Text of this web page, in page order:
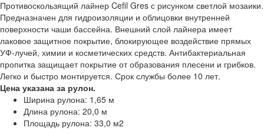
Противоскользящий лайнер Cefil Gres с рисунком светлой мозаики.
Предназначен для гидроизоляции и облицовки внутренней
поверхности чаши бассейна. Внешний слой лайнера имеет
лаковое защитное покрытие, блокирующее воздействие прямых
УФ-лучей, химии и косметических средств. Антибактериальная
пропитка защищает покрытие от образования плесени и грибков.
Легко и быстро монтируется. Срок службы более 10 лет.
Цена указана за рулон.
Ширина рулона: 1,65 м
Длина рулона: 20,0 м
Площадь рулона: 33,0 м2